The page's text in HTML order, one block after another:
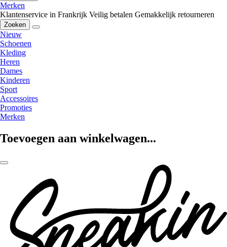
Merken
Klantenservice in Frankrijk Veilig betalen Gemakkelijk retourneren
Zoeken
Nieuw
Schoenen
Kleding
Heren
Dames
Kinderen
Sport
Accessoires
Promoties
Merken
Toevoegen aan winkelwagen...